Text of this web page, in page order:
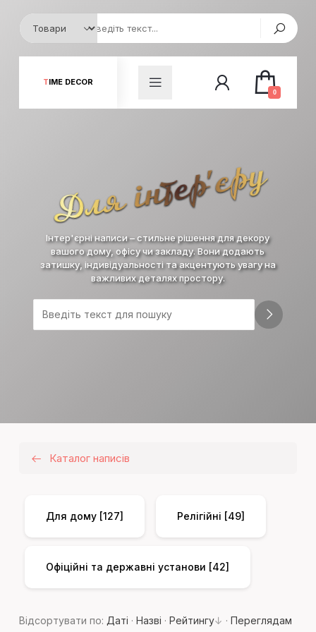
TIME DECOR
0
Для інтер'єру
Інтер'єрні написи – стильне рішення для декору
вашого дому, офісу чи закладу. Вони додають
затишку, індивідуальності та акцентують увагу на
важливих деталях простору.
Каталог написів
Для дому [127] Релігійні [49]
Офіційні та державні установи [42]
Відсортувати по: Даті · Назві · Рейтингу · Переглядам